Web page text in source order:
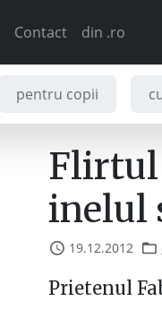
Contact din .ro
pentru copii
Flirtul
inelul
19.12.2012
Prietenul